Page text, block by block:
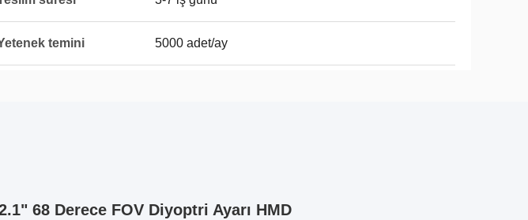
temini 5000 adet/ay
68 Derece FOV Diyoptri Ayarı HMD